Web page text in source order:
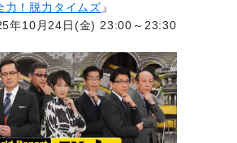
力！脱力タイムズ 』
年10月24日(金) 23:00～23:30